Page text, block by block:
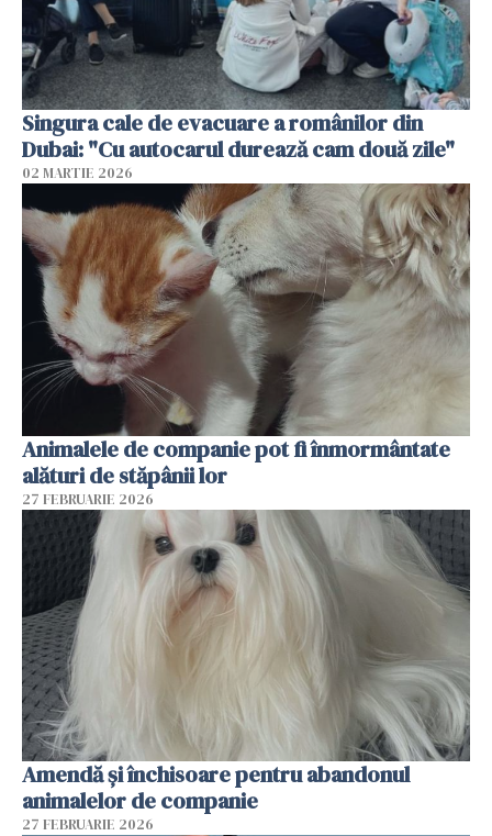
Singura cale de evacuare a românilor din
Dubai: "Cu autocarul durează cam două zile"
02 MARTIE 2026
Animalele de companie pot fi înmormântate
alături de stăpânii lor
27 FEBRUARIE 2026
Amendă și închisoare pentru abandonul
animalelor de companie
27 FEBRUARIE 2026